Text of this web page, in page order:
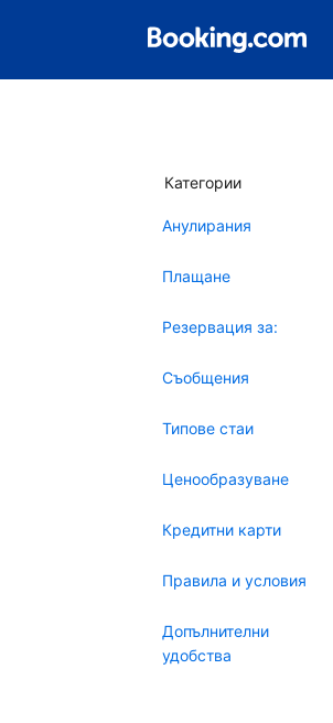
Категории
Анулирания
Плащане
Резервация за:
Съобщения
Типове стаи
Ценообразуване
Кредитни карти
Правила и условия
Допълнителни
удобства